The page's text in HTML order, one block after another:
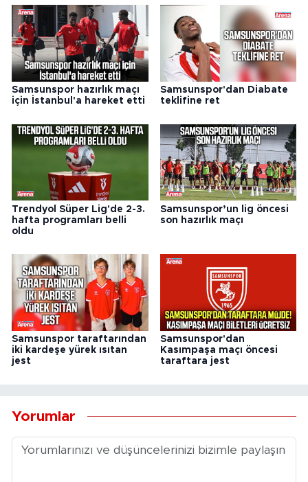
Samsunspor hazırlık maçı
için İstanbul'a hareket etti
Samsunspor'dan Diabate
teklifine ret
Trendyol Süper Lig'de 2-3.
hafta programları belli
oldu
Samsunspor’un lig öncesi
son hazırlık maçı
Samsunspor taraftarından
iki kardeşe yürek ısıtan
jest
Samsunspor'dan
Kasımpaşa maçı öncesi
taraftara jest
Yorumlar